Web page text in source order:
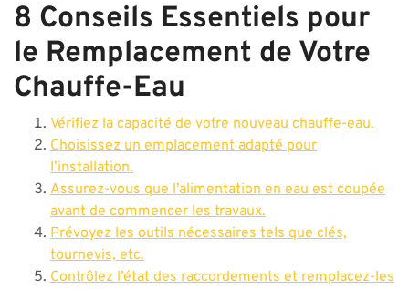
8 Conseils Essentiels pour
le Remplacement de Votre
Chauffe-Eau
Vérifiez la capacité de votre nouveau chauffe-eau.
Choisissez un emplacement adapté pour
l’installation.
Assurez-vous que l’alimentation en eau est coupée
avant de commencer les travaux.
Prévoyez les outils nécessaires tels que clés,
tournevis, etc.
Contrôlez l’état des raccordements et remplacez-les